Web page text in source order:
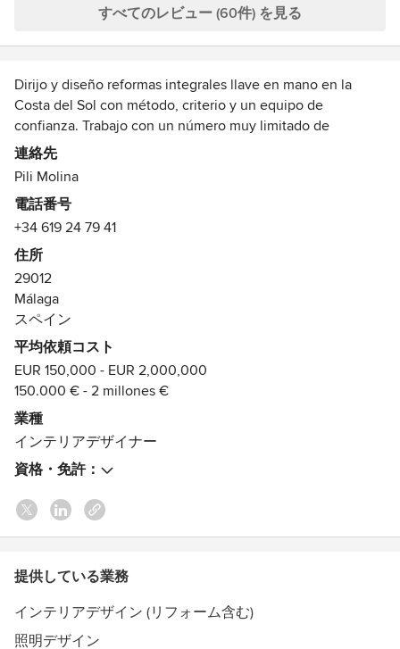
presupuesto y con su trabajo se ha revalorizado la
recomendamos totalmente. As a real estate company we
del Sol. In the same way that we do an exhaustive search
for the ideal client when it comes to the rental market, we
also like to have the perfect home to offer. A few months
ago , we were faced with a challenge in Marbella. We were
contacted by the owners of a house because they wanted
although had amazing potential and was in an amazing
location needed a few touches to make it just perfect and
up to the standards that our clients require so we
considered hiring the services of Pili Molina who knew how
to get the most out of every square meter. Not only did she
make it very beautiful, but it is now a very comfortable and
functional home. Pili understood our needs straightaway,
and worked within the budget and with her work the
property has increased in value. We are very satisfied with
her work and so are the owners!! we totally recommend
すべてのレビュー (60件) を見る
Dirijo y diseño reformas integrales llave en mano en la
Costa del Sol con método, criterio y un equipo de
confianza. Trabajo con un número muy limitado de
proyectos al año para garantizar atención completa en cada
uno.
que no pueden estar presentes durante la obra. Me
convierto en sus ojos, su criterio y su interlocutora única
con todos los equipos — desde el primer plano hasta la
entrega de llaves.
No improviso. No acepto proyectos sin estructura. Y no
trabajo con cualquier cliente — ni con cualquier
constructor.
Si buscas claridad, dirección y un resultado que funcione
para tu vida real: hablamos.
pilimolina.com
I design and direct full turnkey renovations on the Costa
del Sol — with method, clear criteria, and a trusted team. I
take on a very limited number of projects per year to give
each one my complete attention.
My speciality is working with international owners who
can't be present during the renovation. I become their
every team involved — from the first floor plan to the
I don't improvise. I don't take on projects without structure.
And I don't work with just any client — or just any builder.
連絡先
Pili Molina
電話番号
+34 619 24 79 41
住所
29012
Málaga
スペイン
平均依頼コスト
EUR 150,000 - EUR 2,000,000
150.000 € - 2 millones €
業種
インテリアデザイナー
資格・免許：
提供している業務
インテリアデザイン (リフォーム含む)
照明デザイン